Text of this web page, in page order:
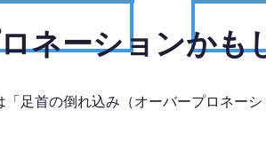
ネーションかも
足首の倒れ込み（オーバープロネー